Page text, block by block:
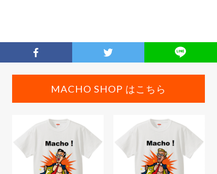
MACHO SHOP はこちら